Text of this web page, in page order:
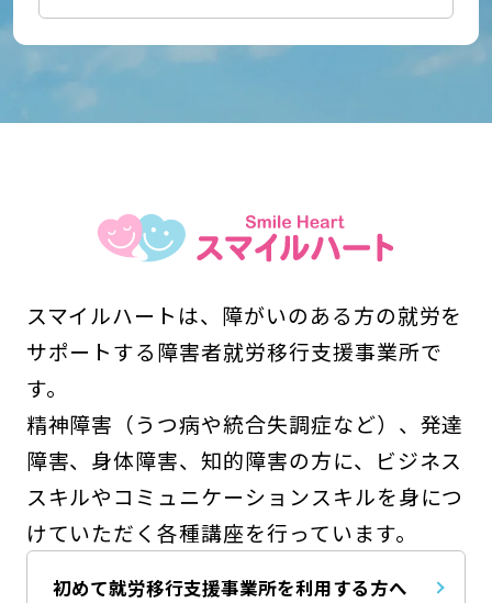
スマイルハートは、障がいのある方の就労を
サポートする障害者就労移行支援事業所で
す。
精神障害（うつ病や統合失調症など）、発達
障害、身体障害、知的障害の方に、ビジネス
スキルやコミュニケーションスキルを身につ
けていただく各種講座を行っています。
初めて就労移行支援事業所を利用する方へ